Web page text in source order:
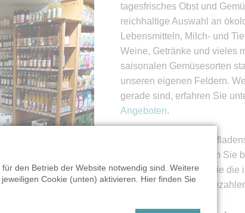
tagesfrisches Obst und
reichhaltige Auswahl an
Lebensmitteln, Milch- und
Weine, Getränke und vieles
saisonalen Gemüsesorten
unseren eigenen Feldern.
gerade sind, erfahren Sie
Angeboten.
Den Abschluss des
Kassenbereich, an dem Sie
gesamten Einkauf sowie die
verzehrten Produkte
den Betrieb der Website notwendig sind. Weitere
Cookie (unten) aktivieren. Hier finden Sie